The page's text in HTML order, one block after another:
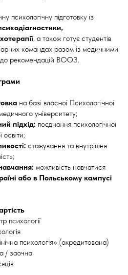
психологічну підготовку із
, а також готує студентів
командах разом із медичними
до рекомендацій ВООЗ.
на базі власної Психологічної
університету;
підхід: поєднання психологічної
освіти;
стажування та внутрішня
можливість навчатися
або в Польському кампусі
психології
психологія» (акредитована)
/ заочна